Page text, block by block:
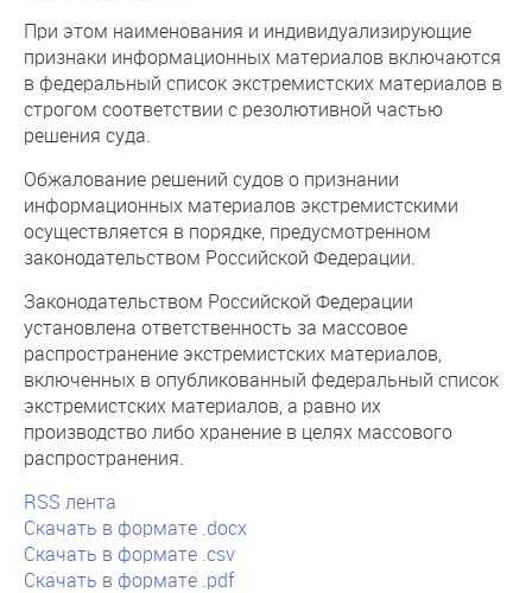
При этом наименования и индивидуализирующие
признаки информационных материалов включаются
в федеральный список экстремистских материалов в
строгом соответствии с резолютивной частью
решения суда.
Обжалование решений судов о признании
информационных материалов экстремистскими
осуществляется в порядке, предусмотренном
законодательством Российской Федерации.
Законодательством Российской Федерации
установлена ответственность за массовое
распространение экстремистских материалов,
включенных в опубликованный федеральный список
экстремистских материалов, а равно их
производство либо хранение в целях массового
распространения.
RSS лента
Скачать в формате .docx
Скачать в формате .csv
Скачать в формате .pdf